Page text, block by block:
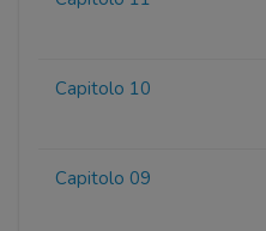
Capitolo 10
Capitolo 09